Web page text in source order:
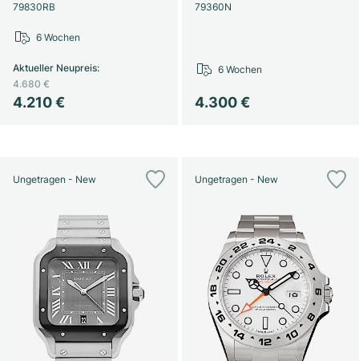
79830RB
4.210 €
Aktueller Neupreis:
4.680 €
6 Wochen
79360N
4.300 €
6 Wochen
Ungetragen - New Ungetragen - New